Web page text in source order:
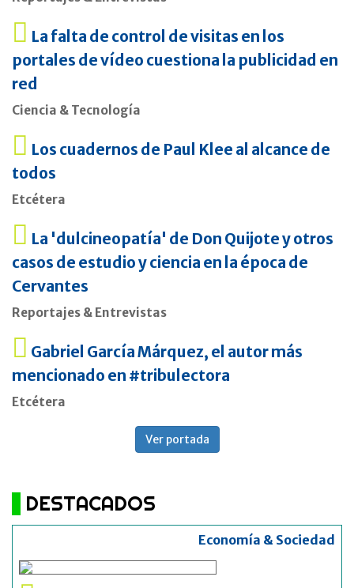
La falta de control de visitas en los
portales de vídeo cuestiona la publicidad en
red
Ciencia & Tecnología
Los cuadernos de Paul Klee al alcance de
todos
Etcétera
La 'dulcineopatía' de Don Quijote y otros
casos de estudio y ciencia en la época de
Cervantes
Reportajes & Entrevistas
Gabriel García Márquez, el autor más
mencionado en #tribulectora
Etcétera
Ver portada
DESTACADOS
Economía & Sociedad